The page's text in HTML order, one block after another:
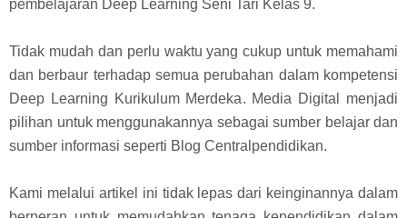
pembelajaran Deep Learning Seni Tari Kelas 9.
Tidak mudah dan perlu waktu yang cukup untuk memahami
dan berbaur terhadap semua perubahan dalam kompetensi
Deep Learning Kurikulum Merdeka. Media Digital menjadi
pilihan untuk menggunakannya sebagai sumber belajar dan
sumber informasi seperti Blog Centralpendidikan.
Kami melalui artikel ini tidak lepas dari keinginannya dalam